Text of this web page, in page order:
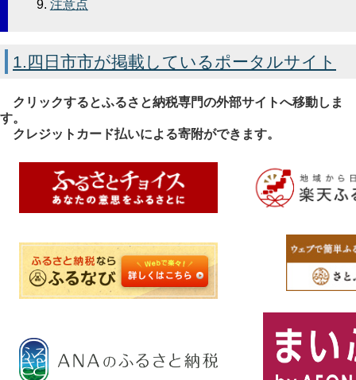
注意点
1.四日市市が掲載しているポータルサイト
クリックするとふるさと納税専門の外部サイトへ移動しま
す。
クレジットカード払いによる寄附ができます。